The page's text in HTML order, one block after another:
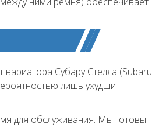
Субару Стелла (Subaru
лишь ухудшит
для обслуживания. Мы готовы